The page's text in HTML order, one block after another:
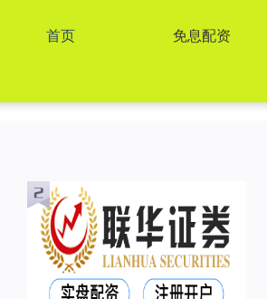
首页 免息配资